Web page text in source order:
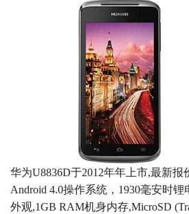
华为U8836D于2012年年上市,最新报
Android 4.0操作系统，1930毫安时
外观,1GB RAM机身内存,MicroSD